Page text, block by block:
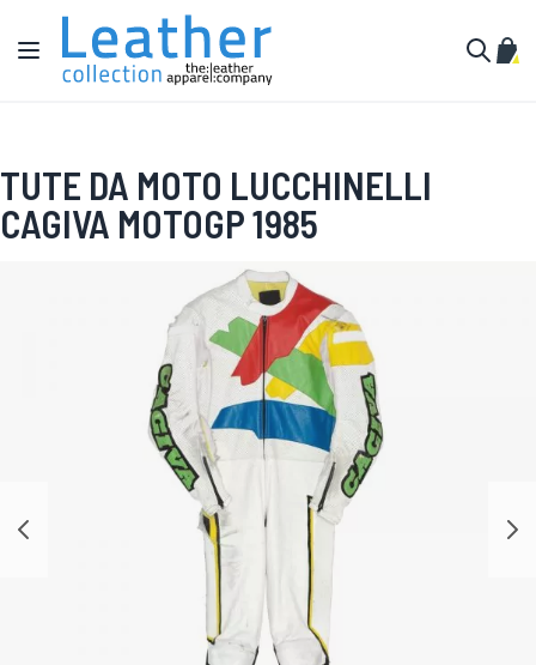
Salta al contenuto
Toggle Nav
TUTE DA MOTO LUCCHINELLI
CAGIVA MOTOGP 1985